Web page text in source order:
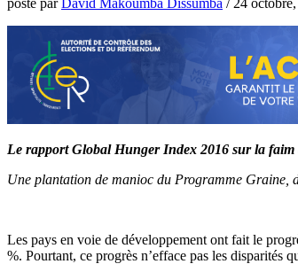
Le rapport Global Hunger Index 2016 sur la faim
Une plantation de manioc du Programme
Les pays en voie de développement ont fait le
%. Pourtant, ce progrès n’efface pas les disparités